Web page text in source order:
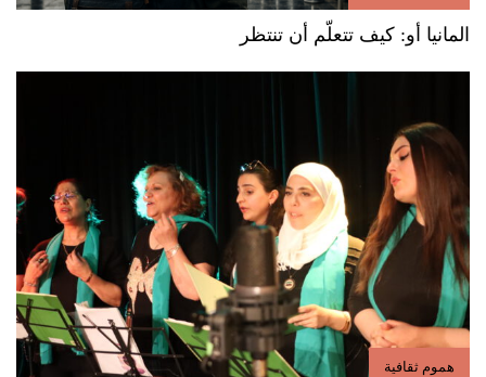
المانيا أو: كيف تتعلّم أن تنتظر
هموم ثقافية